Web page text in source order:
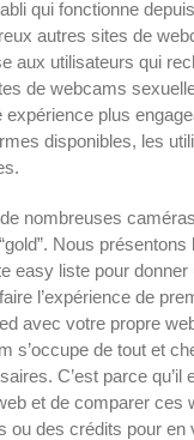
qui fonctionne
autres sites de
aux utilisateurs qui
de webcams
plus
disponibles, les
nombreuses
Nous
easy liste pour
l’expérience de
avec votre propre
s’occupe de tout et
C’est parce qu’il
et de comparer ces
ou des crédits pour en